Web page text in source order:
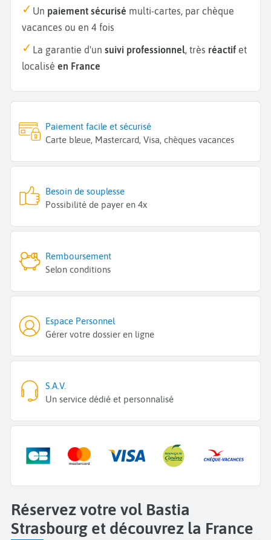
Un paiement sécurisé multi-cartes, par chèque
vacances ou en 4 fois
La garantie d'un suivi professionnel, très réactif et
localisé en France
Paiement facile et sécurisé
Carte bleue, Mastercard, Visa, chèques vacances
Besoin de souplesse
Possibilité de payer en 4x
Remboursement
Selon conditions
Espace Personnel
Gérer votre dossier en ligne
S.A.V.
Un service dédié et personnalisé
Réservez votre vol Bastia
Strasbourg et découvrez la France